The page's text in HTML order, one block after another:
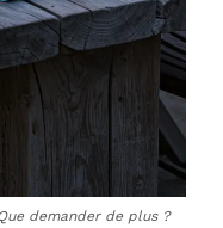
demander de plus ?